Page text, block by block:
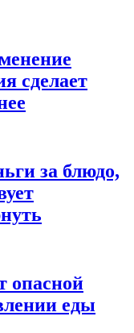
сделает
за блюдо,
опасной
еды